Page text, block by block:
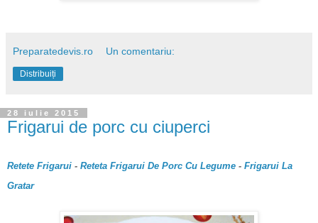
Preparatedevis.ro Un comentariu:
Distribuiți
28 iulie 2015
Frigarui de porc cu ciuperci
Retete Frigarui - Reteta Frigarui De Porc Cu Legume - Frigarui La
Gratar